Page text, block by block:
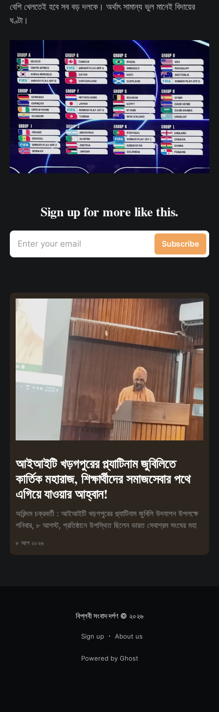
বেশি খেলতেই হবে সব বড় দলকে। অর্থাৎ সামান্য ভুল মানেই বিদায়ের
ঘণ্টা।
Sign up for more like this.
Enter your email Subscribe
আইআইটি খড়গপুরের প্ল্যাটিনাম জুবিলিতে
কার্তিক মহারাজ, শিক্ষার্থীদের সমাজসেবার পথে
এগিয়ে যাওয়ার আহ্বান!
অরিন্দম চক্রবর্তী : আইআইটি খড়গপুরের প্ল্যাটিনাম জুবিলি উদযাপন উপলক্ষে
শনিবার, ৮ আগস্ট, প্রতিষ্ঠানে উপস্থিত ছিলেন ভারত সেবাশ্রম সংঘের মহা
৮ আগ ২০২৬
বিপ্লবী সংবাদ দর্পণ© ২০২৬
Sign up About us
Powered by Ghost